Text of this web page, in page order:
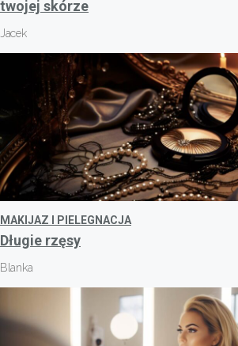
twojej skórze
Jacek
MAKIJAZ I PIELEGNACJA
Długie rzęsy
Blanka